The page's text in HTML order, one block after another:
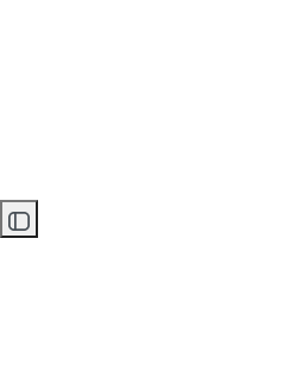
Kursindex öffnen